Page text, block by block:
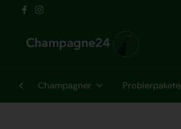
Zum Inhalt springen
FacebookInstagram
Wir sind vom Fr 31.07. bis Fr 07.08. im Urlaub!
Champagner Probierpakete